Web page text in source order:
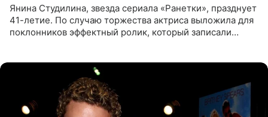
Янина Студилина, звезда сериала «Ранетки», празднует
41-летие. По случаю торжества актриса выложила для
поклонников эффектный ролик, который записали